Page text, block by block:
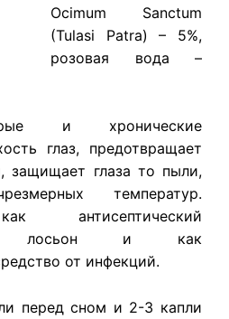
Ocimum Sanctum
(Tulasi Patra) – 5%,
розовая вода –
и хронические
глаз, предотвращает
защищает глаза то пыли,
температур.
антисептический
лосьон и как
от инфекций.
перед сном и 2-3 капли